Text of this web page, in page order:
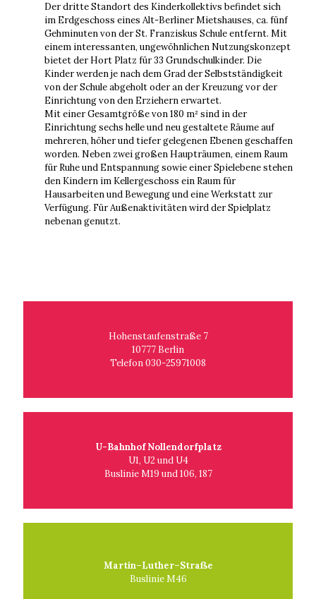
Der dritte Standort des Kinderkollektivs befindet sich
im Erdgeschoss eines Alt-Berliner Mietshauses, ca. fünf
Gehminuten von der St. Franziskus Schule entfernt. Mit
einem interessanten, ungewöhnlichen Nutzungskonzept
bietet der Hort Platz für 33 Grundschulkinder. Die
Kinder werden je nach dem Grad der Selbstständigkeit
von der Schule abgeholt oder an der Kreuzung vor der
Einrichtung von den Erziehern erwartet.
Mit einer Gesamtgröße von 180 m² sind in der
Einrichtung sechs helle und neu gestaltete Räume auf
mehreren, höher und tiefer gelegenen Ebenen geschaffen
worden. Neben zwei großen Haupträumen, einem Raum
für Ruhe und Entspannung sowie einer Spielebene stehen
den Kindern im Kellergeschoss ein Raum für
Hausarbeiten und Bewegung und eine Werkstatt zur
Verfügung. Für Außenaktivitäten wird der Spielplatz
nebenan genutzt.
Hohenstaufenstraße 7
10777 Berlin
Telefon 030-25971008
U-Bahnhof Nollendorfplatz
U1, U2 und U4
Buslinie M19 und 106, 187
Martin–Luther–Straße
Buslinie M46